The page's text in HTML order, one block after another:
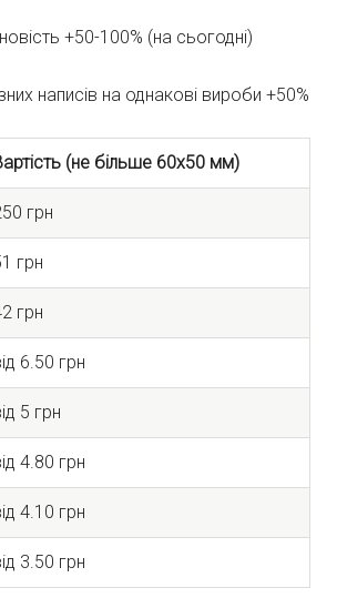
+50-100% (на сьогодні)
написів на однакові вироби +50%
(не більше 60х50 мм)
грн
грн
грн
6.50 грн
5 грн
4.80 грн
4.10 грн
3.50 грн